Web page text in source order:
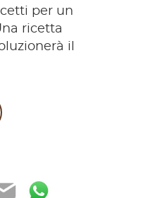
per un
ricetta
il
WhatsApp